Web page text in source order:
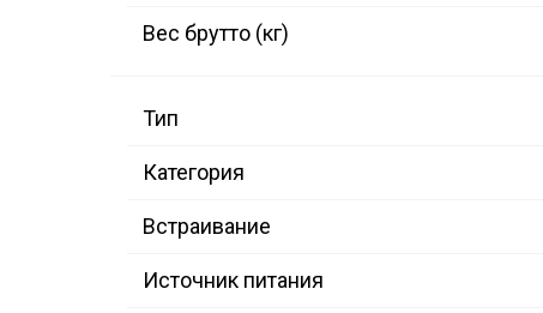
Вес брутто (кг)
Тип
Категория
Встраивание
Источник питания